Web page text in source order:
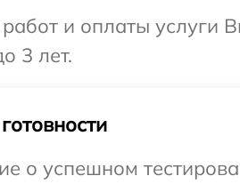
и оплаты услуги
3 лет.
о успешном